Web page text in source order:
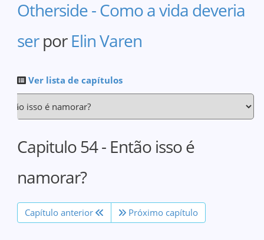
Otherside - Como a vida deveria
serporElin Varen
Ver lista de capítulos
Capitulo 54 - Então isso é
namorar?
Capítulo anterior Próximo capítulo